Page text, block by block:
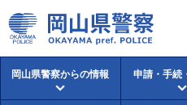
ー
ジ
の
ニ
ュ
ー
岡山県警察からの情報 申請・手続